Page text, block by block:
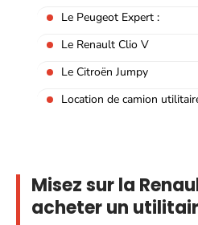
Le Peugeot Expert :
Le Renault Clio V
Le Citroën Jumpy
Location de camion
Misez sur la
acheter un